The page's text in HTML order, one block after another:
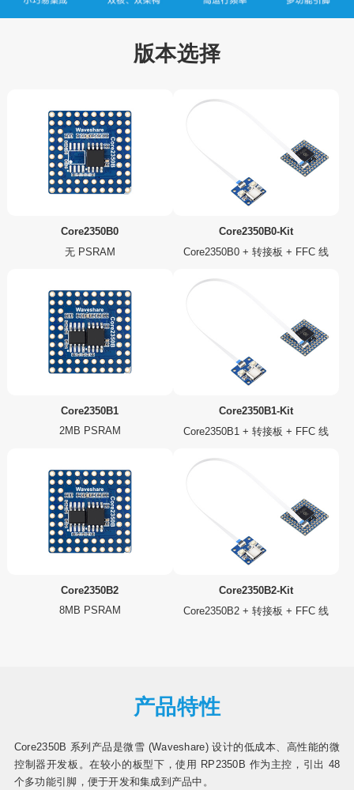
1.43寸触摸屏A
MOLED带外壳
1.28寸触摸屏L
CD
1.28寸触摸屏L
1.28寸LCD 带
外壳
0.96寸LCD
RGB开发板
版本选择
Core2350B0
无 PSRAM
Core2350B0-Kit
Core2350B0 + 转接板 + FFC 线
Core2350B1
2MB PSRAM
Core2350B1-Kit
Core2350B1 + 转接板 + FFC 线
Core2350B2
8MB PSRAM
Core2350B2-Kit
Core2350B2 + 转接板 + FFC 线
产品特性
Core2350B 系列产品是微雪 (Waveshare) 设计的低成本、高性能的微
控制器开发板。在较小的板型下，使用 RP2350B 作为主控，引出 48
个多功能引脚，便于开发和集成到产品中。